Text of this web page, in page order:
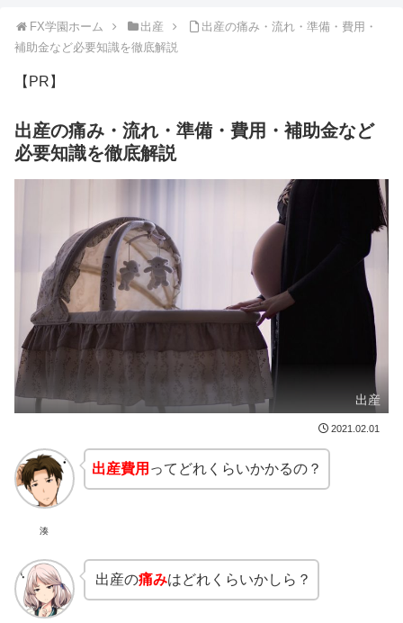
FX学園ホーム 出産
出産の痛み・流れ・準備・費用・
補助金など必要知識を徹底解説
【PR】
出産の痛み・流れ・準備・費用・補助金など
必要知識を徹底解説
出産
2021.02.01
湊
出産費用 ってどれくらいかかるの？
出産の痛みはどれくらいかしら？